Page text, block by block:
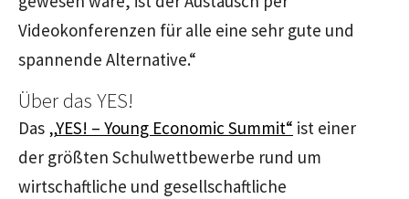
Videokonferenzen für alle eine sehr gute und
spannende Alternative.“
Über das YES!
Das „YES! – Young Economic Summit“ ist einer
der größten Schulwettbewerbe rund um
wirtschaftliche und gesellschaftliche